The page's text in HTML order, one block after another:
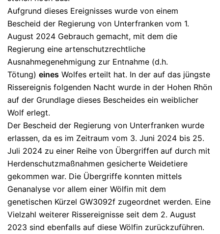
Aufgrund dieses Ereignisses wurde von einem
Bescheid der Regierung von Unterfranken vom 1.
August 2024 Gebrauch gemacht, mit dem die
Regierung eine artenschutzrechtliche
Ausnahmegenehmigung zur Entnahme (d.h.
Tötung) eines Wolfes erteilt hat. In der auf das jüngste
Rissereignis folgenden Nacht wurde in der Hohen Rhön
auf der Grundlage dieses Bescheides ein weiblicher
Wolf erlegt.
Der Bescheid der Regierung von Unterfranken wurde
erlassen, da es im Zeitraum vom 3. Juni 2024 bis 25.
Juli 2024 zu einer Reihe von Übergriffen auf durch mit
Herdenschutzmaßnahmen gesicherte Weidetiere
gekommen war. Die Übergriffe konnten mittels
Genanalyse vor allem einer Wölfin mit dem
genetischen Kürzel GW3092f zugeordnet werden. Eine
Vielzahl weiterer Rissereignisse seit dem 2. August
2023 sind ebenfalls auf diese Wölfin zurückzuführen.